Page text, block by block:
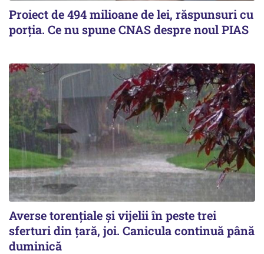
Proiect de 494 milioane de lei, răspunsuri cu
porția. Ce nu spune CNAS despre noul PIAS
Averse torențiale și vijelii în peste trei
sferturi din țară, joi. Canicula continuă până
duminică